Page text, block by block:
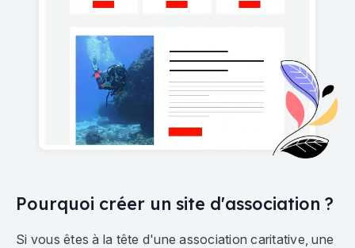
Pourquoi créer un site d'association ?
Si vous êtes à la tête d'une association caritative, une